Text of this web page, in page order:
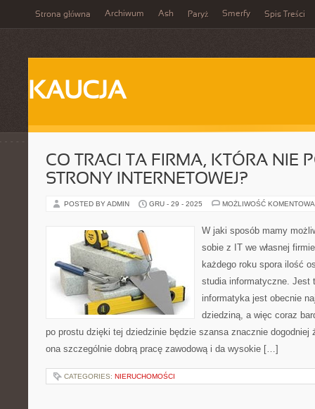
Strona główna Archiwum Ash Paryż Smerfy Spis Treści
KAUCJA
CO TRACI TA FIRMA, KTÓRA NIE
STRONY INTERNETOWEJ?
POSTED BY ADMIN GRU - 29 - 2025 MOŻLIWOŚĆ
W jaki sposób mamy
sobie z IT we własnej
każdego roku spora ilość
studia informatyczne. Jest
informatyka jest obecnie
dziedziną, a więc coraz
po prostu dzięki tej dziedzinie będzie szansa znacznie dogodniej
ona szczególnie dobrą pracę zawodową i da wysokie […]
CATEGORIES: NIERUCHOMOŚCI